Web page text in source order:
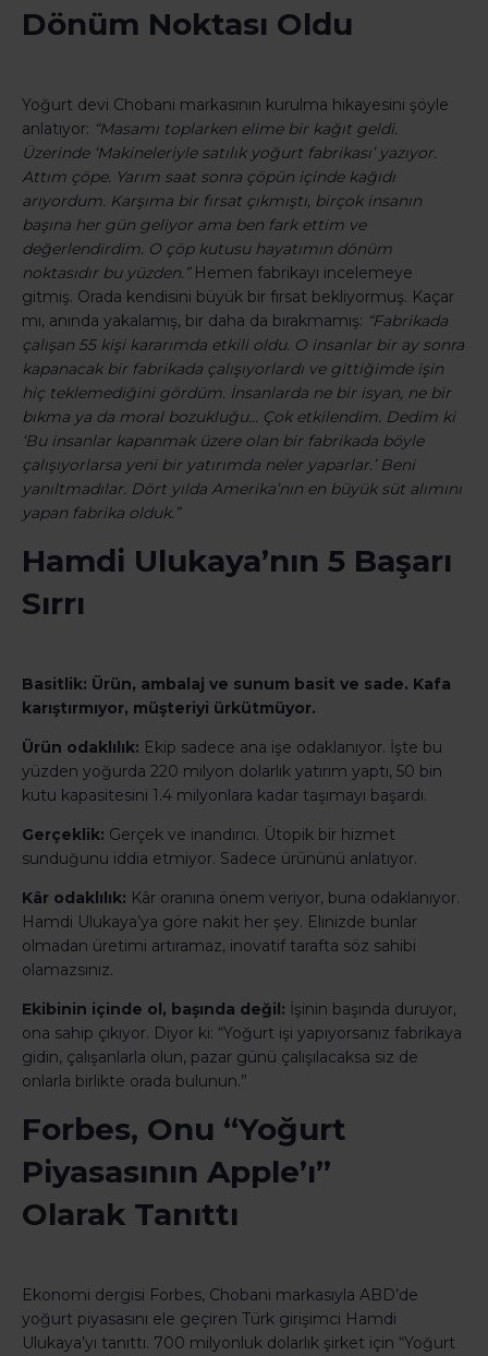
Dönüm Noktası Oldu
Yoğurt devi Chobani markasının kurulma hikayesini şöyle
anlatıyor: “Masamı toplarken elime bir kağıt geldi.
Üzerinde ‘Makineleriyle satılık yoğurt fabrikası’ yazıyor.
Attım çöpe. Yarım saat sonra çöpün içinde kağıdı
arıyordum. Karşıma bir fırsat çıkmıştı, birçok insanın
başına her gün geliyor ama ben fark ettim ve
değerlendirdim. O çöp kutusu hayatımın dönüm
noktasıdır bu yüzden.”Hemen fabrikayı incelemeye
gitmiş. Orada kendisini büyük bir fırsat bekliyormuş. Kaçar
mı, anında yakalamış, bir daha da bırakmamış: “Fabrikada
çalışan 55 kişi kararımda etkili oldu. O insanlar bir ay sonra
kapanacak bir fabrikada çalışıyorlardı ve gittiğimde işin
hiç teklemediğini gördüm. İnsanlarda ne bir isyan, ne bir
bıkma ya da moral bozukluğu… Çok etkilendim. Dedim ki
‘Bu insanlar kapanmak üzere olan bir fabrikada böyle
çalışıyorlarsa yeni bir yatırımda neler yaparlar.’ Beni
yanıltmadılar. Dört yılda Amerika’nın en büyük süt alımını
yapan fabrika olduk.”
Hamdi Ulukaya’nın 5 Başarı
Sırrı
Basitlik: Ürün, ambalaj ve sunum basit ve sade. Kafa
karıştırmıyor, müşteriyi ürkütmüyor.
Ürün odaklılık: Ekip sadece ana işe odaklanıyor. İşte bu
yüzden yoğurda 220 milyon dolarlık yatırım yaptı, 50 bin
kutu kapasitesini 1.4 milyonlara kadar taşımayı başardı.
Gerçeklik: Gerçek ve inandırıcı. Ütopik bir hizmet
sunduğunu iddia etmiyor. Sadece ürününü anlatıyor.
Kâr odaklılık: Kâr oranına önem veriyor, buna odaklanıyor.
Hamdi Ulukaya’ya göre nakit her şey. Elinizde bunlar
olmadan üretimi artıramaz, inovatif tarafta söz sahibi
olamazsınız.
Ekibinin içinde ol, başında değil: İşinin başında duruyor,
ona sahip çıkıyor. Diyor ki: “Yoğurt işi yapıyorsanız fabrikaya
gidin, çalışanlarla olun, pazar günü çalışılacaksa siz de
onlarla birlikte orada bulunun.”
Forbes, Onu “Yoğurt
Piyasasının Apple’ı”
Olarak Tanıttı
Ekonomi dergisi Forbes, Chobani markasıyla ABD’de
yoğurt piyasasını ele geçiren Türk girişimci Hamdi
Ulukaya’yı tanıttı. 700 milyonluk dolarlık şirket için “Yoğurt